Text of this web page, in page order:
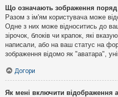
Що означають зображення
Разом з ім'ям користувача може
Одне з них може відноситись до
зірочок, блоків чи крапок, які
написали, або на ваш статус на
зображення відомо як "аватара",
Догори
Як мені включити відображення